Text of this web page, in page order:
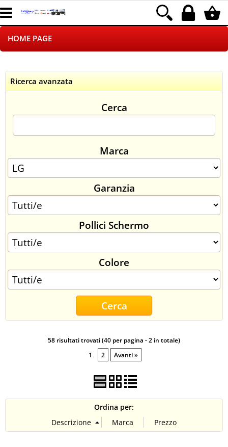
HOME PAGE
LOGISTICA
NEGOZI ON LINE
SINCRONIZZATI CON NOI
SPEDIZIONI
CONTATTI
Ricerca avanzata
Cerca
Marca
Garanzia
Pollici Schermo
Colore
58 risultati trovati (40 per pagina - 2 in totale)
1
2 Avanti »
Ordina per: